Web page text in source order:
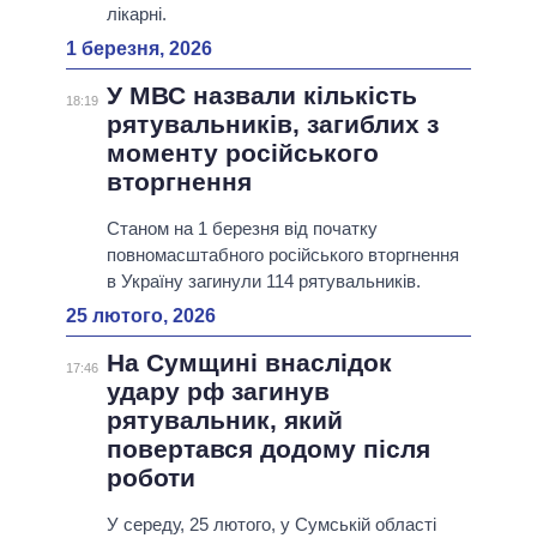
лікарні.
1 березня, 2026
18:19 У МВС назвали кількість
рятувальників, загиблих з
моменту російського
вторгнення
Станом на 1 березня від початку
повномасштабного російського вторгнення
в Україну загинули 114 рятувальників.
25 лютого, 2026
17:46
На Сумщині внаслідок
удару рф загинув
рятувальник, який
повертався додому після
роботи
У середу, 25 лютого, у Сумській області